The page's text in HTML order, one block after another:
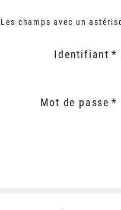
Les champs avec un
Identifiant
Mot de passe